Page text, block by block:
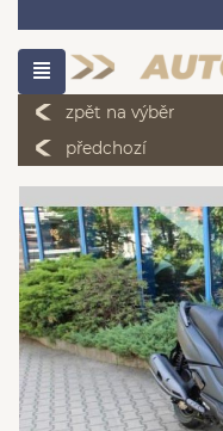
zpět na výběr
předchozí